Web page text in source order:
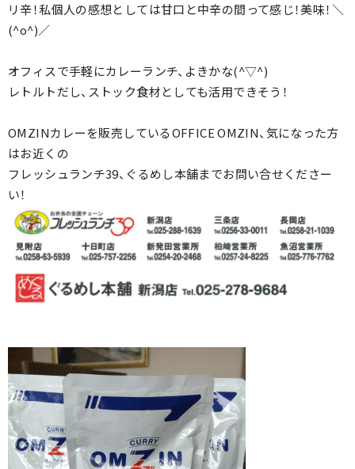
リ辛！私個人の感想としては甘口と中辛の間って感じ！美味！＼
(^o^)／
オフィスで手軽にカレーランチ、よきかな(^▽^)
レトルトだし、ストック食材としても活用できそう！
OMZINカレーを販売しているOFFICE OMZIN、気になった方
はお近くの
フレッシュランチ39、ぐるめし本舗までお問い合せくださー
い！